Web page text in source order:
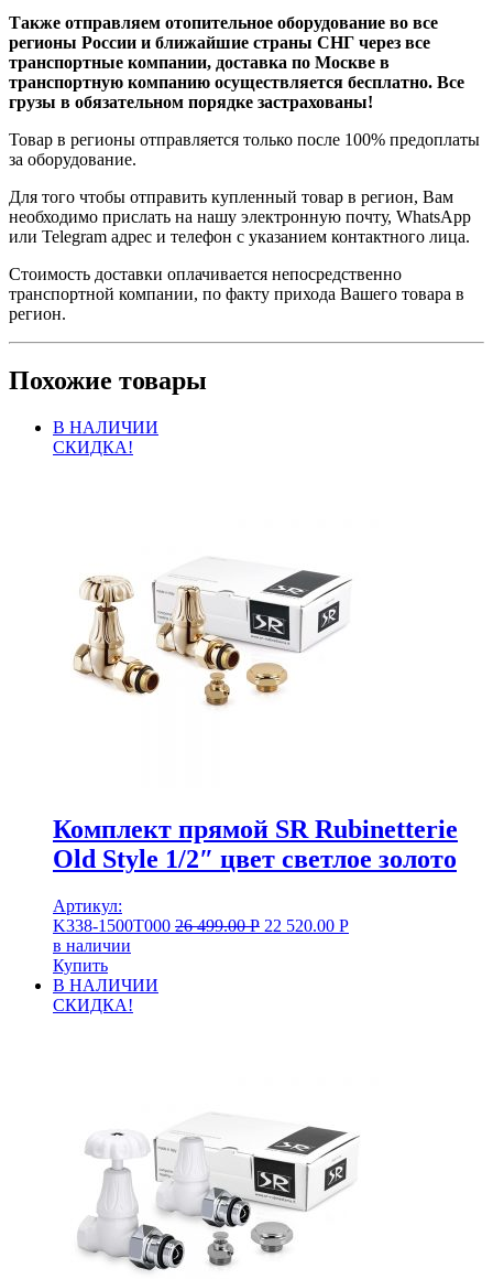
Также отправляем отопительное оборудование во все
регионы России и ближайшие страны СНГ через все
транспортные компании, доставка по Москве в
транспортную компанию осуществляется бесплатно. Все
грузы в обязательном порядке застрахованы!
Товар в регионы отправляется только после 100% предоплаты
за оборудование.
Для того чтобы отправить купленный товар в регион, Вам
необходимо прислать на нашу электронную почту, WhatsApp
или Telegram адрес и телефон с указанием контактного лица.
Стоимость доставки оплачивается непосредственно
транспортной компании, по факту прихода Вашего товара в
регион.
Похожие товары
В НАЛИЧИИ
СКИДКА!
Комплект прямой SR Rubinetterie
Old Style 1/2″ цвет светлое золото
Артикул:
K338-1500T000 26 499.00Р 22 520.00 Р
в наличии
Купить
В НАЛИЧИИ
СКИДКА!